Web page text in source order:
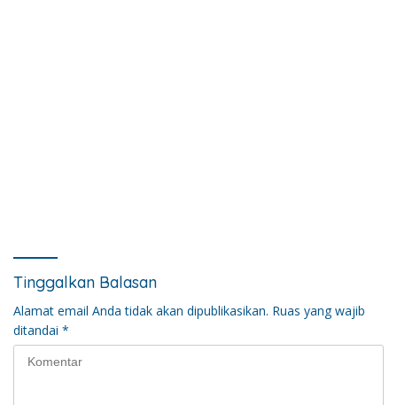
Tinggalkan Balasan
Alamat email Anda tidak akan dipublikasikan. Ruas yang wajib
ditandai *